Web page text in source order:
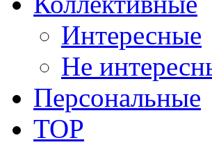
Интересные
Не
Персональные
TOP